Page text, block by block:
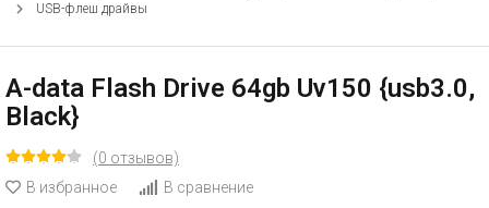
USB-флеш драйвы
A-data Flash Drive 64gb Uv150 {usb3.0,
Black}
(0 отзывов)
В избранное
В сравнение